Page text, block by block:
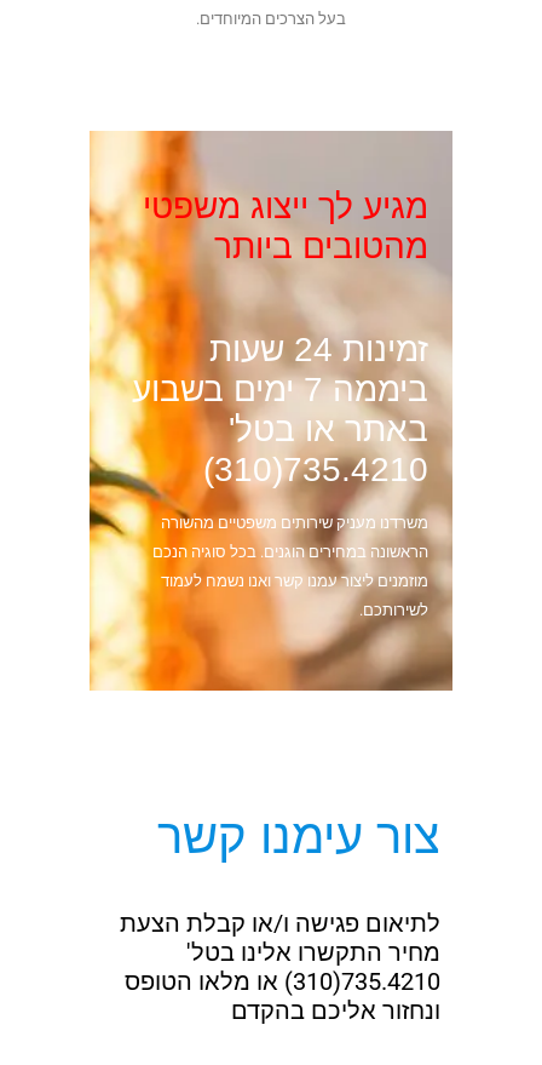
בעל הצרכים המיוחדים.
מגיע לך ייצוג משפטי
מהטובים ביותר
זמינות 24 שעות
ביממה 7 ימים בשבוע
באתר או בטל'
735.4210(310)
משרדנו מעניק שירותים משפטיים מהשורה
הראשונה במחירים הוגנים. בכל סוגיה הנכם
מוזמנים ליצור עמנו קשר ואנו נשמח לעמוד
לשירותכם.
צור עימנו קשר
לתיאום פגישה ו/או קבלת הצעת
מחיר התקשרו אלינו בטל'
735.4210(310) או מלאו הטופס
ונחזור אליכם בהקדם